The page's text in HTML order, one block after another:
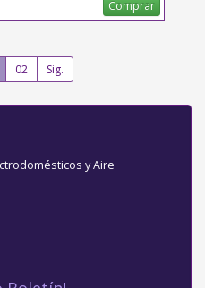
Comprar
02 Sig.
y Aire